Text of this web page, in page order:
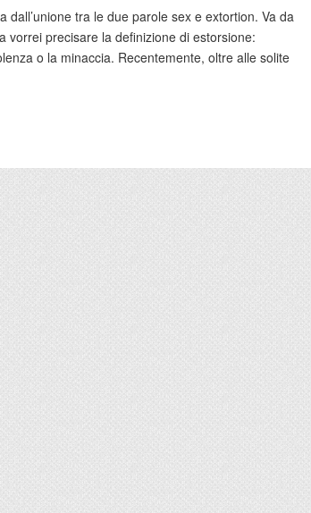
tra le due parole sex e extortion. Va da
vorrei precisare la definizione di estorsione:
o la minaccia. Recentemente, oltre alle solite